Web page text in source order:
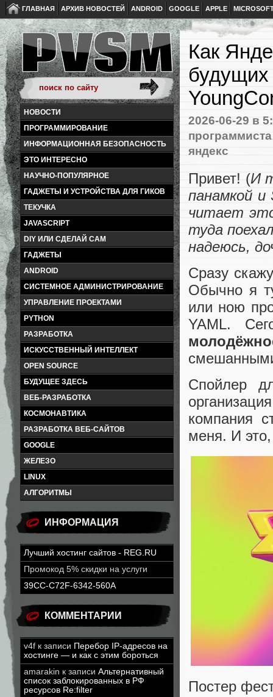
ГЛАВНАЯ АРХИВ НОВОСТЕЙ ANDROID GOOGLE APPLE
НОВОСТИ
ПРОГРАММИРОВАНИЕ
ИНФОРМАЦИОННАЯ БЕЗОПАСНОСТЬ
ЭТО ИНТЕРЕСНО
НАУЧНО-ПОПУЛЯРНОЕ
ГАДЖЕТЫ И УСТРОЙСТВА ДЛЯ ГИКОВ
ТЕКУЧКА
JAVASCRIPT
DIY ИЛИ СДЕЛАЙ САМ
ГАДЖЕТЫ
ANDROID
СИСТЕМНОЕ АДМИНИСТРИРОВАНИЕ
УПРАВЛЕНИЕ ПРОЕКТАМИ
PYTHON
РАЗРАБОТКА
ИСКУССТВЕННЫЙ ИНТЕЛЛЕКТ
OPEN SOURCE
БУДУЩЕЕ ЗДЕСЬ
ВЕБ-РАЗРАБОТКА
КОСМОНАВТИКА
РАЗРАБОТКА ВЕБ-САЙТОВ
GOOGLE
ЖЕЛЕЗО
LINUX
АЛГОРИТМЫ
ИНФОРМАЦИЯ
Лучший хостинг сайтов - REG.RU
Промокод 5% скидки на услуги
39CC-C72F-6342-560A
КОММЕНТАРИИ
v4f к записи Перебор IP-адресов на
хостинге — и как с этим бороться
amarakin к записи Альтернативный
список заблокированных в РФ
ресурсов Re:filter
Как
будущих
2026-06-29 в
программиста
яндекс
Привет! (И
панамкой
читает
туда
надеюсь,
Сразу
Обычно я
или ною
YAML.
Спойлер
компания
меня. И
Постер